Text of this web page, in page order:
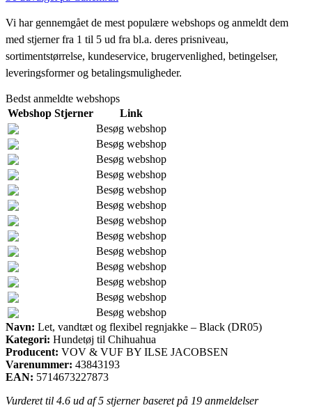
Vi har gennemgået de mest populære webshops og anmeldt dem
med stjerner fra 1 til 5 ud fra bl.a. deres prisniveau,
sortimentstørrelse, kundeservice, brugervenlighed, betingelser,
leveringsformer og betalingsmuligheder.
Bedst anmeldte webshops
Webshop Stjerner
Link
Besøg webshop
Besøg webshop
Besøg webshop
Besøg webshop
Besøg webshop
Besøg webshop
Besøg webshop
Besøg webshop
Besøg webshop
Besøg webshop
Besøg webshop
Besøg webshop
Besøg webshop
Navn: Let, vandtæt og flexibel regnjakke – Black (DR05)
Kategori: Hundetøj til Chihuahua
Producent: VOV & VUF BY ILSE JACOBSEN
Varenummer: 43843193
EAN: 5714673227873
Vurderet til 4.6 ud af 5 stjerner baseret på 19 anmeldelser